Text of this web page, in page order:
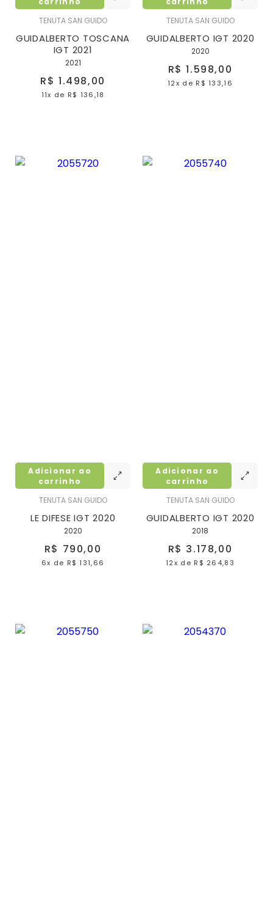
TENUTA SAN GUIDO
GUIDALBERTO TOSCANA
IGT 2021
2021
R$ 1.498,00
11x de R$ 136,18
TENUTA SAN GUIDO
GUIDALBERTO IGT 2020
2020
R$ 1.598,00
12x de R$ 133,16
TENUTA SAN GUIDO
LE DIFESE IGT 2020
2020
R$ 790,00
6x de R$ 131,66
Adicionar ao
carrinho
TENUTA SAN GUIDO
GUIDALBERTO IGT 2020
2018
R$ 3.178,00
12x de R$ 264,83
Adicionar ao
carrinho